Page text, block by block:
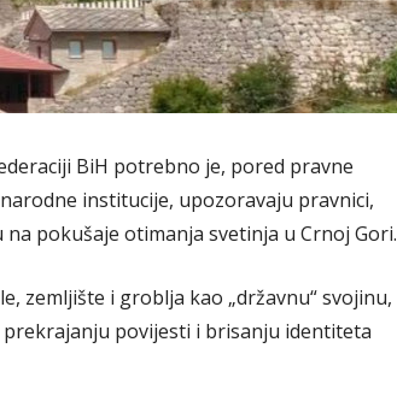
BiH potrebno je, pored pravne
institucije, upozoravaju pravnici,
pokušaje otimanja svetinja u Crnoj Gori.
zemljište i groblja kao „državnu“ svojinu,
povijesti i brisanju identiteta